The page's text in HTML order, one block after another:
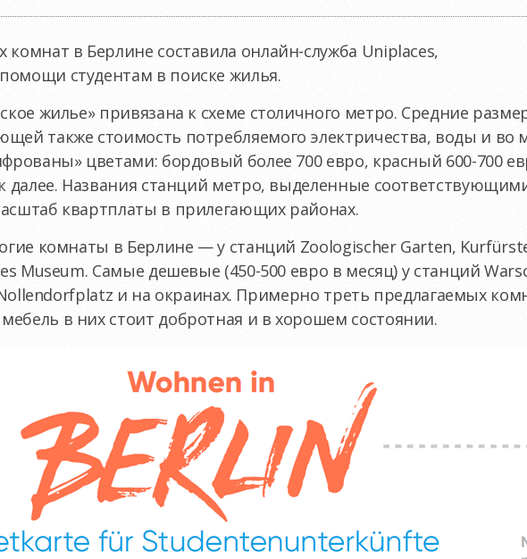
в Берлине составила онлайн-служба Uniplaces,
студентам в поиске жилья.
жилье» привязана к схеме столичного метро. Средние
также стоимость потребляемого электричества, воды и во
цветами: бордовый более 700 евро, красный 600-700
далее. Названия станций метро, выделенные
квартплаты в прилегающих районах.
комнаты в Берлине — у станций Zoologischer Garten,
Museum. Самые дешевые (450-500 евро в месяц) у станций
и на окраинах. Примерно треть предлагаемых
в них стоит добротная и в хорошем состоянии.